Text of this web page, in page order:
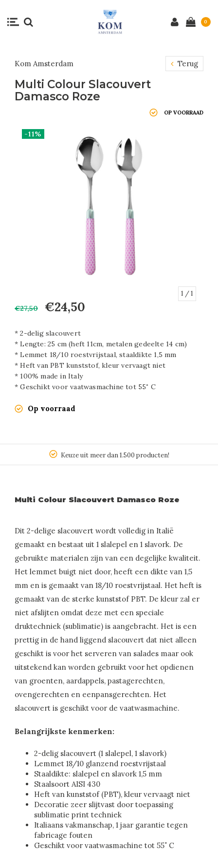
0
Kom Amsterdam Terug
Multi Colour Slacouvert
Damasco Roze
OP VOORRAAD
-11%
1 / 1
€27,50 €24,50
* 2-delig slacouvert
* Lengte: 25 cm (heft 11cm, metalen gedeelte 14 cm)
* Lemmet 18/10 roestvrijstaal, staaldikte 1,5 mm
* Heft van PBT kunststof, kleur vervaagt niet
* 100% made in Italy
* Geschikt voor vaatwasmachine tot 55˚ C
Op voorraad
Keuze uit meer dan 1.500 producten!
Multi Colour Slacouvert Damasco Roze
Dit 2-delige slacouvert wordt volledig in Italië
gemaakt en bestaat uit 1 slalepel en 1 slavork. De
gebruikte materialen zijn van een degelijke kwaliteit.
Het lemmet buigt niet door, heeft een dikte van 1,5
mm en is gemaakt van 18/10 roestvrijstaal. Het heft is
gemaakt van de sterke kunststof PBT. De kleur zal er
niet afslijten omdat deze met een speciale
druktechniek (sublimatie) is aangebracht. Het is een
prettig in de hand liggend slacouvert dat niet alleen
geschikt is voor het serveren van salades maar ook
uitstekend kan worden gebruikt voor het opdienen
van groenten, aardappels, pastagerechten,
ovengerechten en eenpansgerechten. Het
slacouvert is geschikt voor de vaatwasmachine.
Belangrijkste kenmerken:
2-delig slacouvert (1 slalepel, 1 slavork)
Lemmet 18/10 glanzend roestvrijstaal
Staaldikte: slalepel en slavork 1,5 mm
Staalsoort AISI 430
Heft van kunststof (PBT), kleur vervaagt niet
Decoratie zeer slijtvast door toepassing
sublimatie print techniek
Italiaans vakmanschap, 1 jaar garantie tegen
fabricage fouten
Geschikt voor vaatwasmachine tot 55˚ C